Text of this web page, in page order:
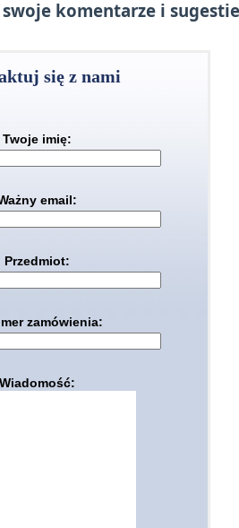
swoje komentarze i
się z nami
Twoje imię:
email:
Przedmiot:
zamówienia:
Wiadomość: